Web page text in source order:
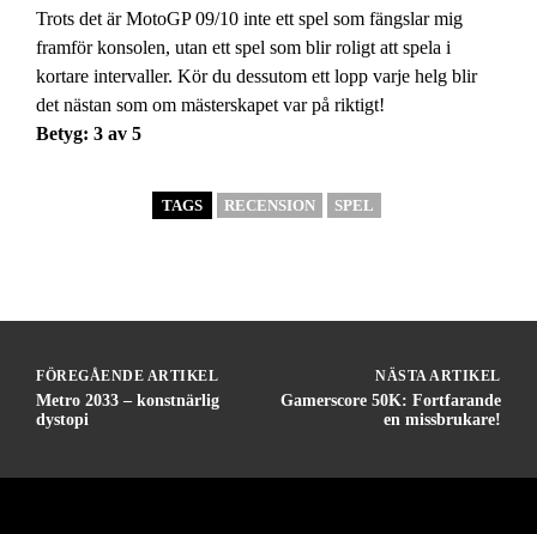
Trots det är MotoGP 09/10 inte ett spel som fängslar mig
framför konsolen, utan ett spel som blir roligt att spela i
kortare intervaller. Kör du dessutom ett lopp varje helg blir
det nästan som om mästerskapet var på riktigt!
Betyg: 3 av 5
TAGS RECENSION SPEL
FÖREGÅENDE ARTIKEL
Metro 2033 – konstnärlig
dystopi
NÄSTA ARTIKEL
Gamerscore 50K: Fortfarande
en missbrukare!